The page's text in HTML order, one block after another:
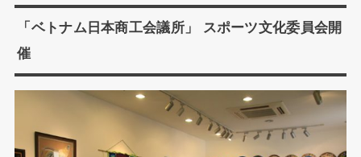
「ベトナム日本商工会議所」 スポーツ文化委員会開
催